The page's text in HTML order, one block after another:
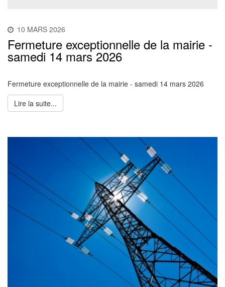
10 MARS 2026
Fermeture exceptionnelle de la mairie -
samedi 14 mars 2026
Fermeture exceptionnelle de la mairie - samedi 14 mars 2026
Lire la suite...